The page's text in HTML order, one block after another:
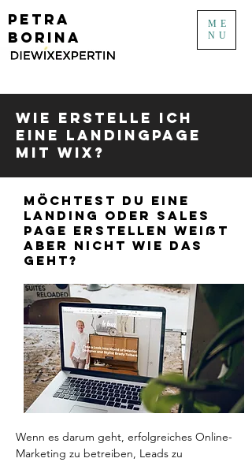
PETRA
BORINA
ME
NU
Wie erstelle ich
eine Landingpage
mit Wix?
möchtest Du eine
Landing oder Sales
Page erstellen weißt
aber nicht wie das
geht?
Wenn es darum geht, erfolgreiches Online-
Marketing zu betreiben, Leads zu